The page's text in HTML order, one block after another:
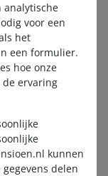
voor een
het
een formulier.
hoe onze
ervaring
kunnen
delen